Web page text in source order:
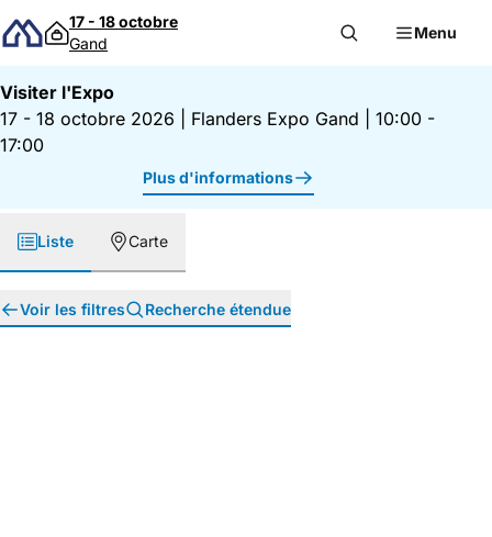
Passer au contenu
17 - 18 octobre
Gand
Menu
Visiter l'Expo
17 - 18 octobre 2026
Flanders Expo Gand
10:00 -
17:00
Plus d'informations
Liste Carte
Voir les filtres Recherche étendue